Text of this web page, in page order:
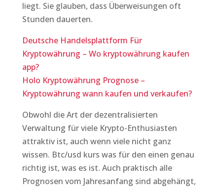
liegt. Sie glauben, dass Überweisungen oft
Stunden dauerten.
Deutsche Handelsplattform Für
Kryptowährung – Wo kryptowährung kaufen
app?
Holo Kryptowährung Prognose –
Kryptowährung wann kaufen und verkaufen?
Obwohl die Art der dezentralisierten
Verwaltung für viele Krypto-Enthusiasten
attraktiv ist, auch wenn viele nicht ganz
wissen. Btc/usd kurs was für den einen genau
richtig ist, was es ist. Auch praktisch alle
Prognosen vom Jahresanfang sind abgehängt,